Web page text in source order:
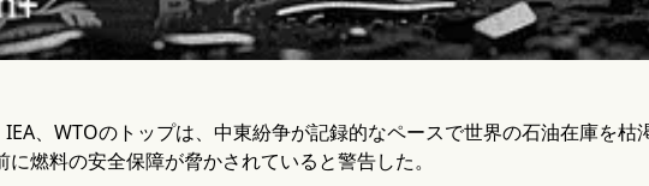
、WTOのトップは、中東紛争が記録的なペースで世界の石油在庫を枯
燃料の安全保障が脅かされていると警告した。